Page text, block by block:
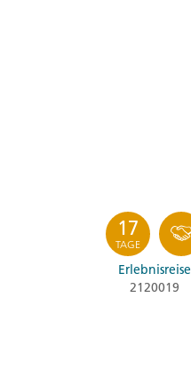
17
TAGE
Erlebnisreise
2120019